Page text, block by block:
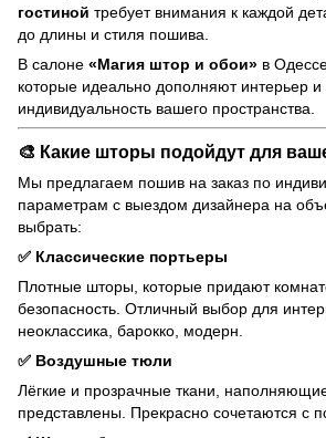
гостиной требует внимания к каждой
до длины и стиля пошива.
В салоне «Магия штор и обои» в
которые идеально дополняют интерьер
индивидуальность вашего пространства.
🎨 Какие шторы подойдут для
Мы предлагаем пошив на заказ по
параметрам с выездом дизайнера на
выбрать:
✅ Классические портьеры
Плотные шторы, которые придают
безопасность. Отличный выбор для
неоклассика, барокко, модерн.
✅ Воздушные тюли
Лёгкие и прозрачные ткани,
представлены. Прекрасно сочетаются с